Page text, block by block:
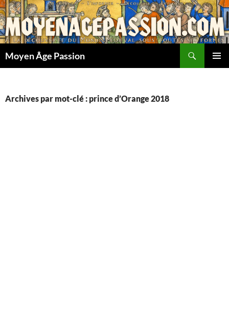
Aller
au
contenu
Moyen Âge Passion
Archives par mot-clé : prince d’Orange 2018